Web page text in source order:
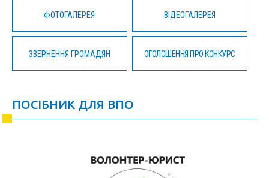
ФОТОГАЛЕРЕЯ ВІДЕОГАЛЕРЕЯ
ЗВЕРНЕННЯ ГРОМАДЯН ОГОЛОШЕННЯ ПРО КОНКУРС
ПОСІБНИК ДЛЯ ВПО